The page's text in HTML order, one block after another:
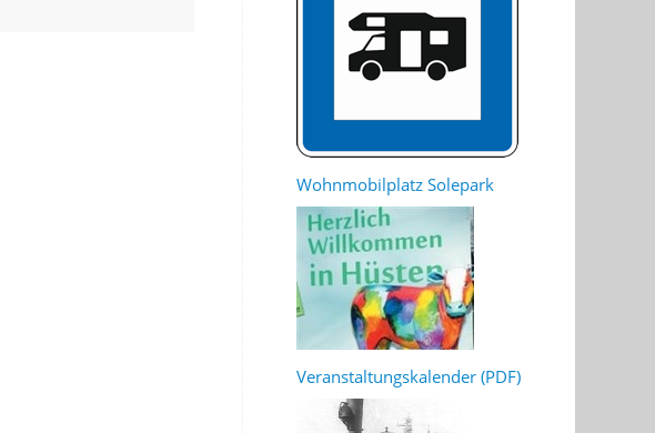
Wohnmobilplatz Solepark
Veranstaltungskalender (PDF)